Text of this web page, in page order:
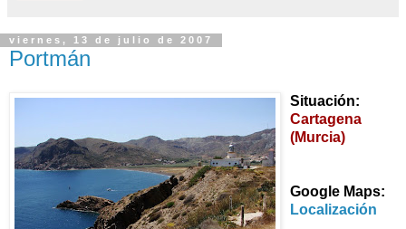
viernes, 13 de julio de 2007
Portmán
Situación:
Cartagena
(Murcia)
Google Maps:
Localización